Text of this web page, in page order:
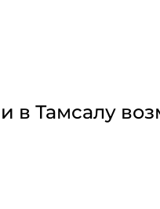
в Тамсалу